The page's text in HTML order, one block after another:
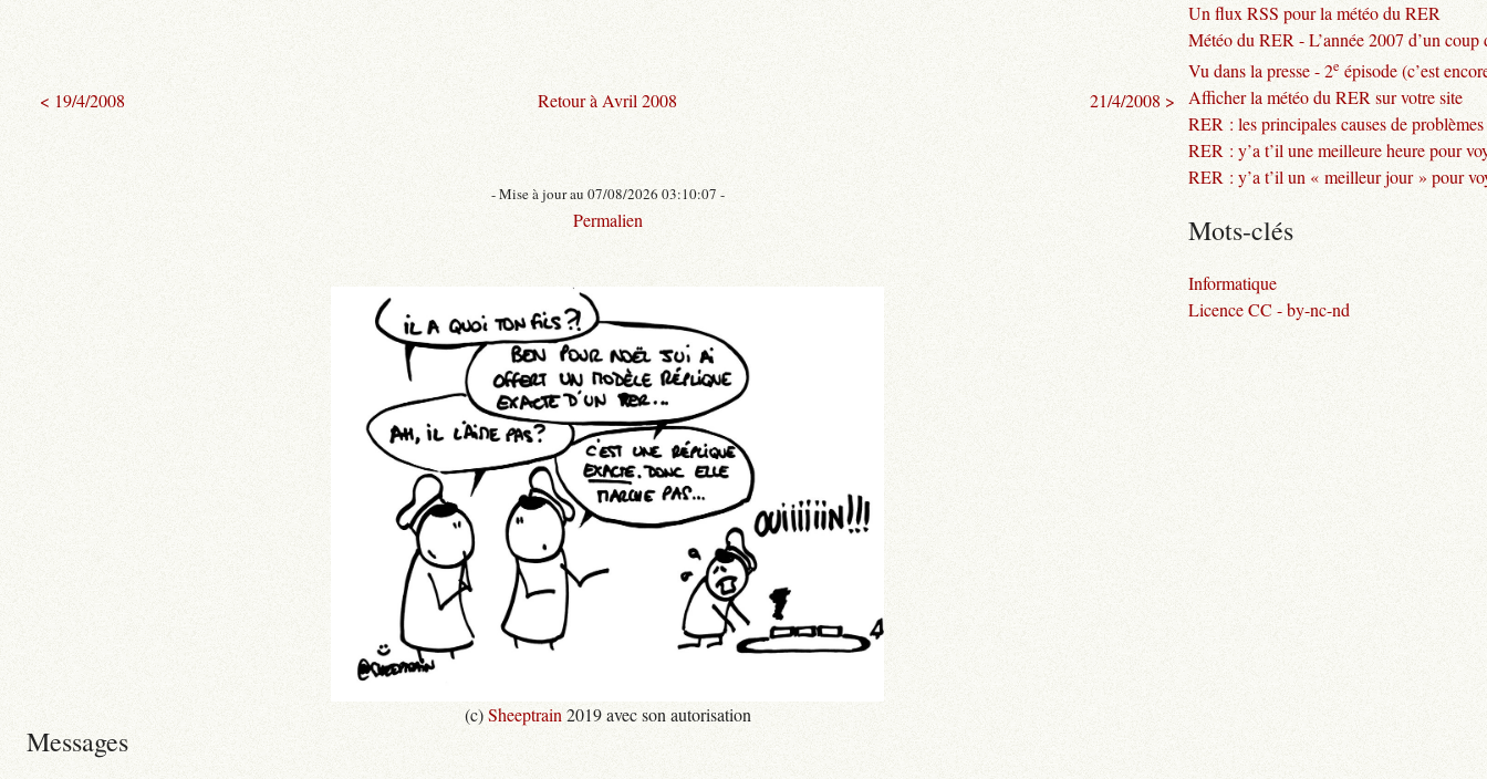
< 19/4/2008 Retour à Avril 2008 21/4/2008 >
- Mise à jour au 07/08/2026 03:10:07 -
Permalien
(c)Sheeptrain 2019 avec son autorisation
Messages
Un flux RSS pour la météo du RER
Météo du RER - L’année 2007 d’un coup
Vu dans la presse - 2e épisode (c’est
Afficher la météo du RER sur votre site
RER : les principales causes de problèmes
RER : y’a t’il une meilleure heure pour
RER : y’a t’il un « meilleur jour » pour
Mots-clés
Informatique
Licence CC - by-nc-nd